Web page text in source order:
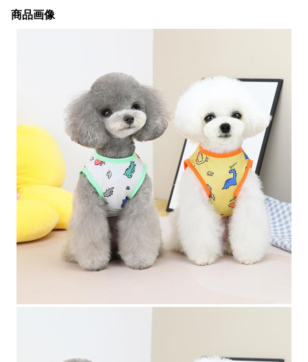
商品画像